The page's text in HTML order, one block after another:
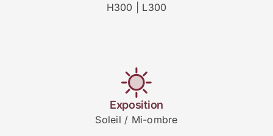
H300 | L300
Exposition
Soleil / Mi-ombre